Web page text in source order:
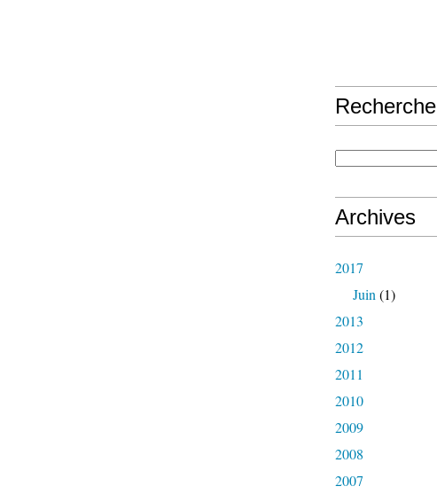
Recherche
Archives
2017
Juin (1)
2013
2012
2011
2010
2009
2008
2007